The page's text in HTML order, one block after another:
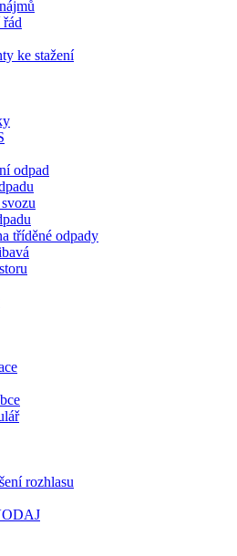
ke stažení
odpad
tříděné odpady
rozhlasu